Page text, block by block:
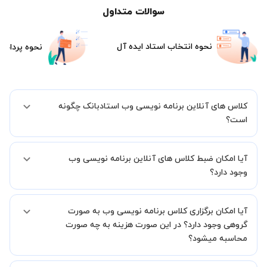
سوالات متداول
نحوه انتخاب استاد ایده آل نحوه
کلاس های آنلاین برنامه نویسی وب استادبانک چگونه
است؟
شما میدهیم که استاد شما پیش از جلسه تمامی موارد لازم برای برگزاری
یک کلاس آنلاین با کیفیت و مفید را به شما توضیح خواهند داد.
آیا امکان ضبط کلاس های آنلاین برنامه نویسی وب
وجود دارد؟
کنید.
آیا امکان برگزاری کلاس برنامه نویسی وب به صورت
گروهی وجود دارد؟ در این صورت هزینه به چه صورت
محاسبه میشود؟